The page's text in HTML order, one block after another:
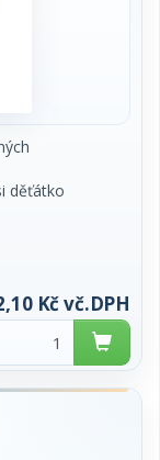
děťátko
od
Kč vč.DPH